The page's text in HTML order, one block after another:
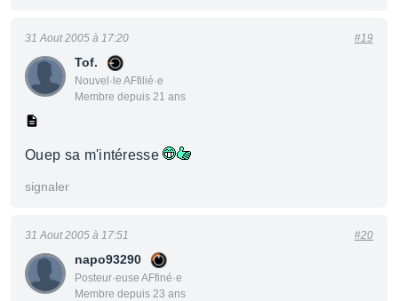
Tof.
Nouvel·le AFfilié·e
Membre depuis 21 ans
31 Aout 2005 à 17:20 #19
Ouep sa m'intéresse
signaler
napo93290
Posteur·euse AFfiné·e
Membre depuis 23 ans
31 Aout 2005 à 17:51 #20